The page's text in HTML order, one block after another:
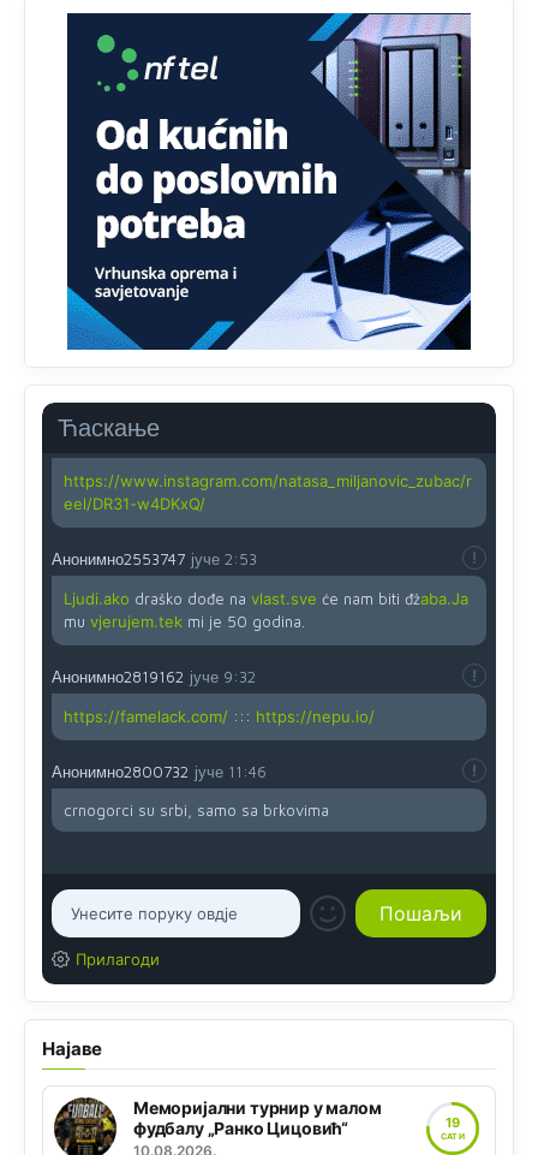
Ћаскање
Анонимно2818605 јуче
Uvođenje pravila da se umjesto dosadašnjeg znaka "X"
(krstića) kružić ispred kandidata mora u potpunosti
obojiti (popuniti) uvedeno je isključivo zbog tehničkih
zahtjeva optičkih skenera.
Анонимно2818605 јуче
11:45
Ovo pravilo jeste unijelo opravdan strah, posebno kada
su u pitanju starije osobe, osobe sa slabijim vidom ili
drhtavom rukom
Анонимно2819033 јуче 12:24
Yes,nekada je bila corava kutija za IZBORE a danas su
coravi biraci.
Анонимно2819162
https://www.instagram.com/natasa_miljanovic_zubac/r
eel/DR31-w4DKxQ/
Анонимно2553747 јуче 2:53
Ljudi.ako draško dođe na vlast.sve će nam biti đžaba.Ja
mu vjerujem.tek mi je 50 godina.
Анонимно2819162 јуче 9:32
https://famelack.com/ ::: https://nepu.io/
Анонимно2800732 јуче 11:46
crnogorci su srbi, samo sa brkovima
Прилагоди
Најаве
Меморијални турнир у малом
фудбалу „Ранко Цицовић“
10.08.2026.
19
САТИ